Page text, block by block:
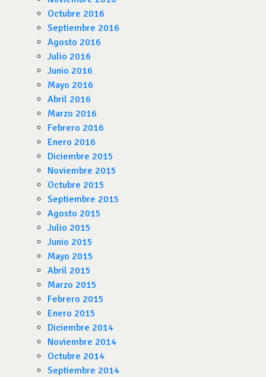
Octubre 2016
Septiembre 2016
Agosto 2016
Julio 2016
Junio 2016
Mayo 2016
Abril 2016
Marzo 2016
Febrero 2016
Enero 2016
Diciembre 2015
Noviembre 2015
Octubre 2015
Septiembre 2015
Agosto 2015
Julio 2015
Junio 2015
Mayo 2015
Abril 2015
Marzo 2015
Febrero 2015
Enero 2015
Diciembre 2014
Noviembre 2014
Octubre 2014
Septiembre 2014